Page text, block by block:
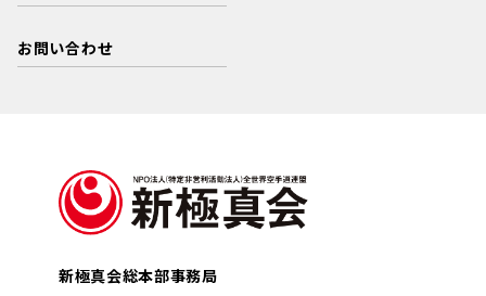
お問い合わせ
新極真会総本部事務局